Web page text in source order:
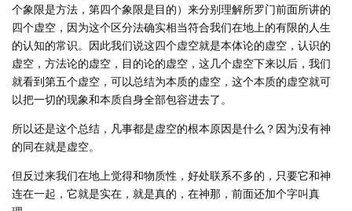
个象限是方法，第四个象限是目的）来分别理解所罗门前面所讲的
四个虚空，因为这个区分法确实相当符合我们在地上的有限的人生
的认知的常识。因此我们说这四个虚空就是本体论的虚空，认识的
虚空，方法论的虚空，目的论的虚空，这几个虚空下来以后，我们
就看到第五个虚空，可以总结为本质的虚空，这个本质的虚空就可
以把一切的现象和本质自身全部包容进去了。
所以还是这个总结，凡事都是虚空的根本原因是什么？因为没有神
的同在就是虚空。
但反过来我们在地上觉得和物质性，好处联系不多的，只要它和神
连在一起，它就是实在，就是真的，在神那，前面还加个字叫真